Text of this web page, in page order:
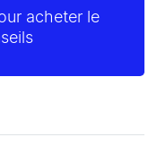
acheter le